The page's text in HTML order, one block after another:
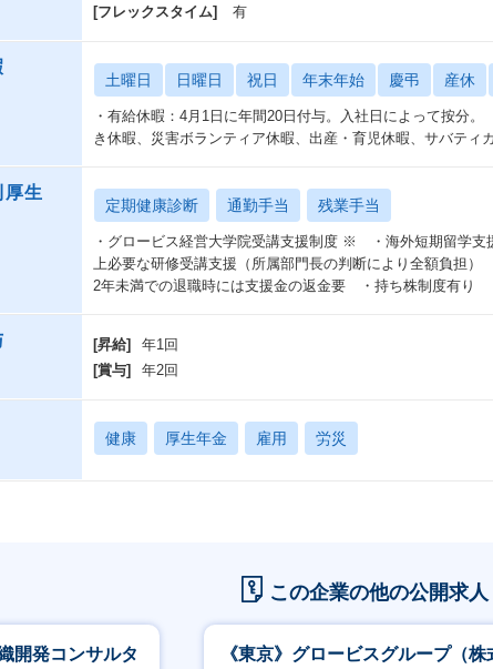
[フレックスタイム]
有
土曜日 日曜日 祝日 年末年始 慶弔 産休
・有給休暇：4月1日に年間20日付与。入社日によって按分
き休暇、災害ボランティア休暇、出産・育児休暇、サバティ
厚生
定期健康診断 通勤手当 残業手当
・グロービス経営大学院受講支援制度 ※ ・海外短期留学
上必要な研修受講支援（所属部門長の判断により全額負担
2年未満での退職時には支援金の返金要 ・持ち株制度有り
[昇給]
年1回
[賞与]
年2回
健康 厚生年金 雇用 労災
この企業の他の公開求人
開発コンサルタ
《東京》グロービスグループ（株